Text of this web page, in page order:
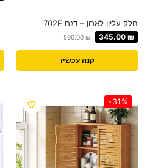
חלק עליון לארון – דגם 702E
590.00₪ 345.00 ₪
קנה עכשיו
-31%